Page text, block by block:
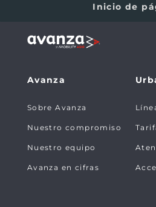
- Baixada á Laxe (Centro
A
3300- Rúa da Costa, 22
3310- Rúa da Costa, 74
Inicio de
Avanza
Sobre Avanza
Nuestro compromiso
Nuestro equipo
Avanza en cifras